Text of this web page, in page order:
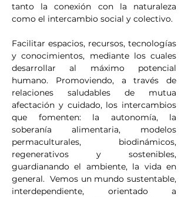
tanto la conexión con la naturaleza
como el intercambio social y colectivo.
Facilitar espacios, recursos, tecnologías
y conocimientos, mediante los cuales
desarrollar al máximo potencial
humano. Promoviendo, a través de
relaciones saludables de mutua
afectación y cuidado, los intercambios
que fomenten: la autonomía, la
soberanía alimentaria, modelos
permaculturales, biodinámicos,
regenerativos y sostenibles,
guardianando el ambiente, la vida en
general.  Vemos un mundo sustentable,
interdependiente, orientado a